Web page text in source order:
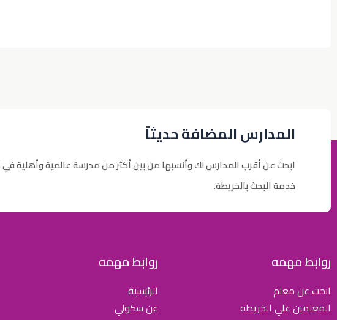
المدارس المضافة حديثاً
ابحث عن أقرب المدارس لك وأنسبها من بين أكثر من مدرسة عالمية وأهلية
خدمة البحث بالخريطة.
روابط مهمه
ابحث عن معلم
المعلمين علي الخريطه
روابط مهمه
الرئيسية
عن سكولي